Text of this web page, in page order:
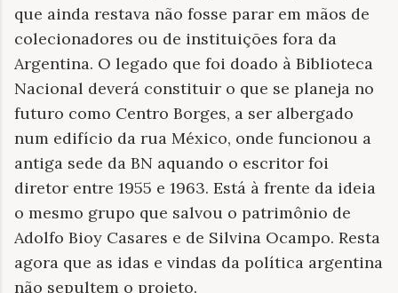
que ainda restava não fosse parar em mãos de
colecionadores ou de instituições fora da
Argentina. O legado que foi doado à Biblioteca
Nacional deverá constituir o que se planeja no
futuro como Centro Borges, a ser albergado
num edifício da rua México, onde funcionou a
antiga sede da BN aquando o escritor foi
diretor entre 1955 e 1963. Está à frente da ideia
o mesmo grupo que salvou o patrimônio de
Adolfo Bioy Casares e de Silvina Ocampo. Resta
agora que as idas e vindas da política argentina
não sepultem o projeto.